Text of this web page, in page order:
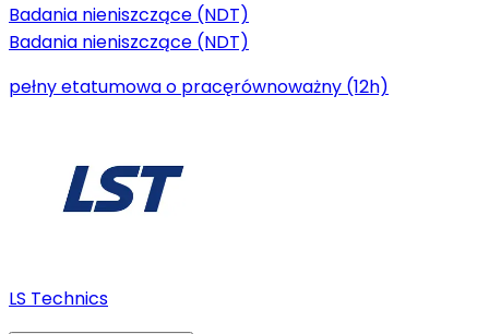
Badania nieniszczące (NDT)
Badania nieniszczące (NDT)
pełny etatumowa o pracęrównoważny (12h)
LS Technics